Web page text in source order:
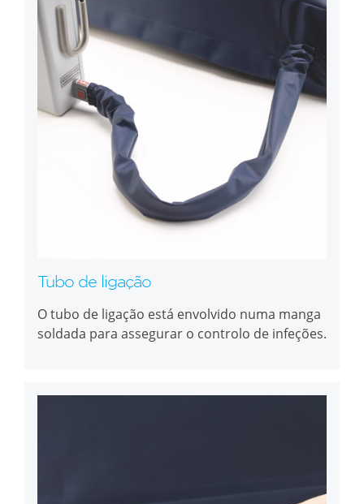
Tubo de ligação
O tubo de ligação está envolvido numa manga
soldada para assegurar o controlo de infeções.